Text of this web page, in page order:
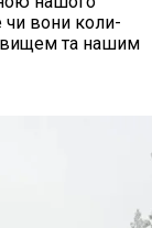
чи вони коли-
та нашим